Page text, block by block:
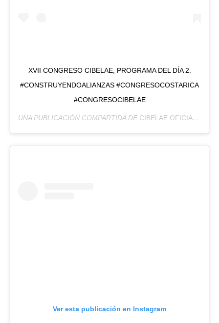
XVII CONGRESO CIBELAE, PROGRAMA DEL DÍA 2.
#CONSTRUYENDOALIANZAS #CONGRESOCOSTARICA
#CONGRESOCIBELAE
UNA PUBLICACIÓN COMPARTIDA DE CIBELAE OFICIAL
Ver esta publicación en Instagram